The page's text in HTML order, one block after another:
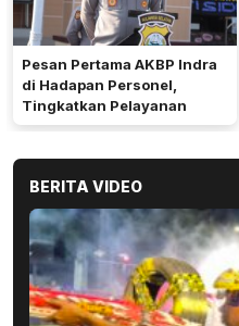
Pesan Pertama AKBP Indra
di Hadapan Personel,
Tingkatkan Pelayanan
BERITA VIDEO